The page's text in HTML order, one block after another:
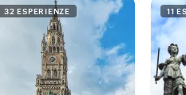
32 ESPERIENZE 11